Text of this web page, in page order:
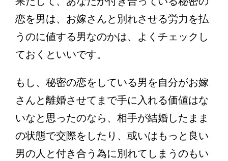
恋を男は、お嫁さんと別れさせる労力を払
うのに値する男なのかは、よくチェックし
ておくといいです。
もし、秘密の恋をしている男を自分がお嫁
さんと離婚させてまで手に入れる価値はな
いなと思ったのなら、相手が結婚したまま
の状態で交際をしたり、或いはもっと良い
男の人と付き合う為に別れてしまうのもい